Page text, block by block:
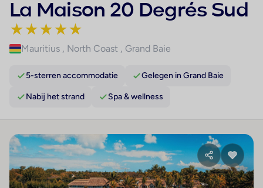
La Maison 20 Degrés Sud
★★★★★
Mauritius , North Coast , Grand Baie
5-sterren accommodatie Gelegen in Grand Baie
Nabij het strand Spa & wellness